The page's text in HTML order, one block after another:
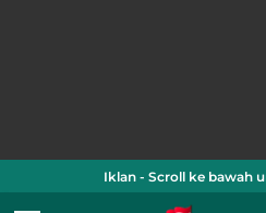
Iklan - Scroll ke bawah